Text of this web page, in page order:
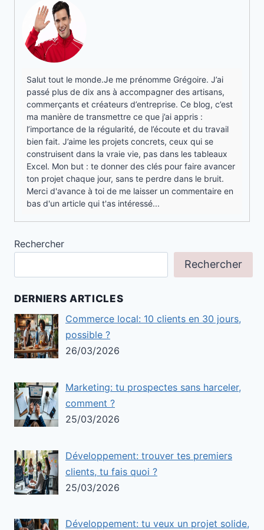
Salut tout le monde.Je me prénomme Grégoire. J’ai
passé plus de dix ans à accompagner des artisans,
commerçants et créateurs d’entreprise. Ce blog, c’est
ma manière de transmettre ce que j’ai appris :
l’importance de la régularité, de l’écoute et du travail
bien fait. J’aime les projets concrets, ceux qui se
construisent dans la vraie vie, pas dans les tableaux
Excel. Mon but : te donner des clés pour faire avancer
ton projet chaque jour, sans te perdre dans le bruit.
Merci d'avance à toi de me laisser un commentaire en
bas d'un article qui t'as intéressé...
Rechercher
Rechercher
DERNIERS ARTICLES
Commerce local: 10 clients en 30 jours,
possible ?
26/03/2026
Marketing: tu prospectes sans harceler,
comment ?
25/03/2026
Développement: trouver tes premiers
clients, tu fais quoi ?
25/03/2026
Développement: tu veux un projet solide,